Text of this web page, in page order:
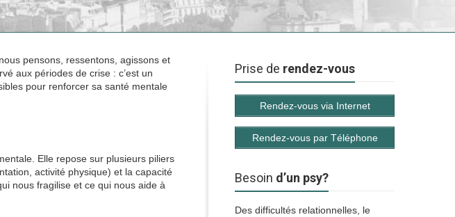
pensons, ressentons, agissons et
aux périodes de crise : c’est un
pour renforcer sa santé mentale
Elle repose sur plusieurs piliers
activité physique) et la capacité
nous fragilise et ce qui nous aide à
Prise de rendez-vous
Rendez-vous via Internet
Rendez-vous par Téléphone
Besoin d’un psy?
Des difficultés relationnelles, le